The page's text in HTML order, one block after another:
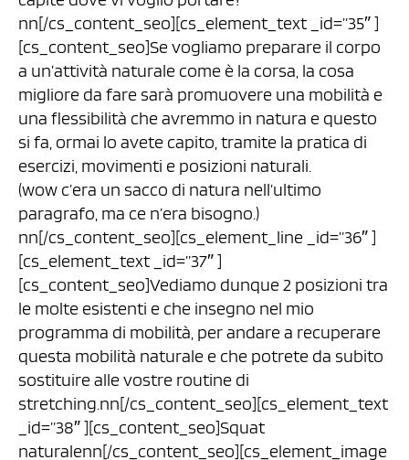
nn[/cs_content_seo][cs_element_text _id=”35″ ]
[cs_content_seo]Se vogliamo preparare il corpo
a un’attività naturale come è la corsa, la cosa
migliore da fare sarà promuovere una mobilità e
una flessibilità che avremmo in natura e questo
si fa, ormai lo avete capito, tramite la pratica di
esercizi, movimenti e posizioni naturali.
(wow c’era un sacco di natura nell’ultimo
paragrafo, ma ce n’era bisogno.)
nn[/cs_content_seo][cs_element_line _id=”36″ ]
[cs_element_text _id=”37″ ]
[cs_content_seo]Vediamo dunque 2 posizioni tra
le molte esistenti e che insegno nel mio
programma di mobilità, per andare a recuperare
questa mobilità naturale e che potrete da subito
sostituire alle vostre routine di
stretching.nn[/cs_content_seo][cs_element_text
_id=”38″ ][cs_content_seo]Squat
naturalenn[/cs_content_seo][cs_element_image